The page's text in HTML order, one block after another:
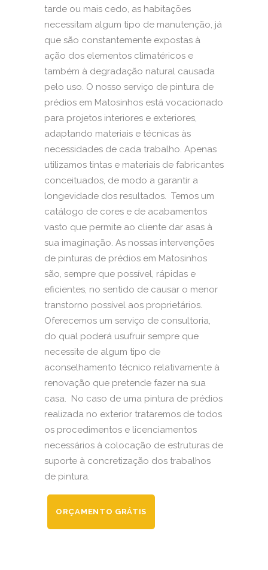
tarde ou mais cedo, as habitações
necessitam algum tipo de manutenção, já
que são constantemente expostas à
ação dos elementos climatéricos e
também à degradação natural causada
pelo uso. O nosso serviço de pintura de
prédios em Matosinhos está vocacionado
para projetos interiores e exteriores,
adaptando materiais e técnicas às
necessidades de cada trabalho. Apenas
utilizamos tintas e materiais de fabricantes
conceituados, de modo a garantir a
longevidade dos resultados. Temos um
catálogo de cores e de acabamentos
vasto que permite ao cliente dar asas à
sua imaginação. As nossas intervenções
de pinturas de prédios em Matosinhos
são, sempre que possível, rápidas e
eficientes, no sentido de causar o menor
transtorno possível aos proprietários.
Oferecemos um serviço de consultoria,
do qual poderá usufruir sempre que
necessite de algum tipo de
aconselhamento técnico relativamente à
renovação que pretende fazer na sua
casa. No caso de uma pintura de prédios
realizada no exterior trataremos de todos
os procedimentos e licenciamentos
necessários à colocação de estruturas de
suporte à concretização dos trabalhos
de pintura.
ORÇAMENTO GRÁTIS